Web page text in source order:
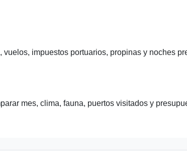
impuestos portuarios, propinas y noches
mes, clima, fauna, puertos visitados y